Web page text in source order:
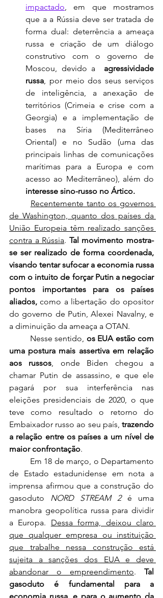
impactado, em que mostramos
que a a Rússia deve ser tratada de
forma dual: deterrência a ameaça
russa e criação de um diálogo
construtivo com o governo de
Moscou, devido a
agressividade
russa, por meio dos seus serviços
de inteligência, a anexação de
territórios (Crimeia e crise com a
Georgia) e a implementação de
bases na Síria (Mediterrâneo
Oriental) e no Sudão (uma das
principais linhas de comunicações
marítimas para a Europa e com
interesse sino-russo no Ártico.
Recentemente tanto os governos
de Washington, quanto dos países da
União Europeia têm realizado sanções
contra a Rússia. Tal movimento mostra-
se ser realizado de forma coordenada,
visando tentar sufocar a economia russa
com o intuito de forçar Putin a negociar
pontos importantes para os países
aliados, como a libertação do opositor
do governo de Putin, Alexei Navalny, e
a diminuição da ameaça a OTAN.
	Nesse sentido,
os EUA estão com
uma postura mais assertiva em relação
aos russos, onde Biden chegou a
chamar Putin de assassino, e que ele
pagará por sua interferência nas
eleições presidenciais de 2020, o que
teve como resultado o retorno do
Embaixador russo ao seu país, trazendo
a relação entre os países a um nível de
maior confrontação.
de Estado estadunidense em nota a
imprensa afirmou que a construção do
gasoduto NORD STREAM 2 é uma
manobra geopolítica russa para dividir
a Europa. Dessa forma, deixou claro
que qualquer empresa ou instituição
que trabalhe nessa construção está
sujeita a sanções dos EUA e deve
abandonar o empreendimento. Tal
gasoduto é fundamental para a